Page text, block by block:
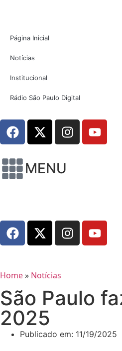
Página Inicial
Notícias
Institucional
Rádio São Paulo Digital
MENU
Home» Notícias
São Paulo
2025
Publicado em: 11/19/2025